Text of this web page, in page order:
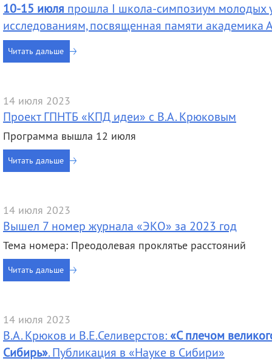
10-15 июля прошла I школа-симпозиум молодых
исследованиям, посвященная памяти академика
Читать дальше
14 июля 2023
Проект ГПНТБ «КПД идеи» с В.А. Крюковым
Программа вышла 12 июля
Читать дальше
14 июля 2023
Вышел 7 номер журнала «ЭКО» за 2023 год
Тема номера: Преодолевая проклятье расстояний
Читать дальше
14 июля 2023
В.А. Крюков и В.Е.Селиверстов: «С плечом
Сибирь». Публикация в «Науке в Сибири»